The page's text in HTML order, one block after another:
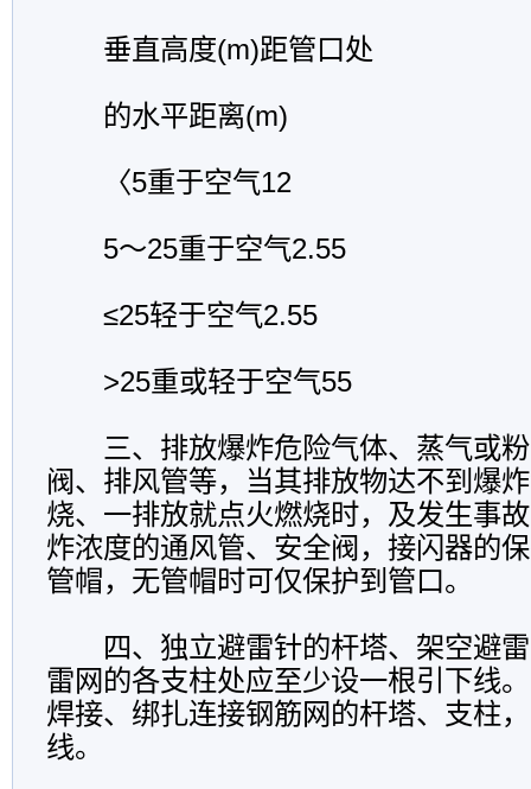
垂直高度(m)距管口处
的水平距离(m)
〈5重于空气12
5～25重于空气2.55
≤25轻于空气2.55
>25重或轻于空气55
三、排放爆炸危险气体、蒸气或粉
阀、排风管等，当其排放物达不到爆
烧、一排放就点火燃烧时，及发生事
炸浓度的通风管、安全阀，接闪器的
管帽，无管帽时可仅保护到管口。
四、独立避雷针的杆塔、架空避雷
雷网的各支柱处应至少设一根引下线
焊接、绑扎连接钢筋网的杆塔、支柱
线。